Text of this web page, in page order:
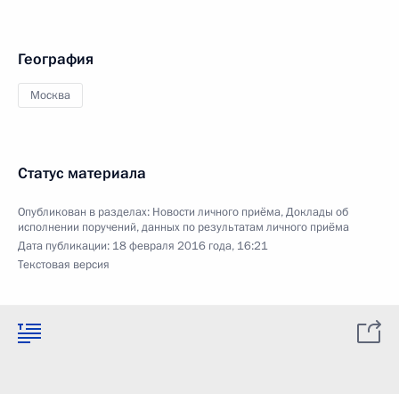
География
Москва
Статус материала
Опубликован в разделах: Новости личного приёма,Доклады об
исполнении поручений, данных по результатам личного приёма
Дата публикации: 18 февраля 2016 года, 16:21
Текстовая версия